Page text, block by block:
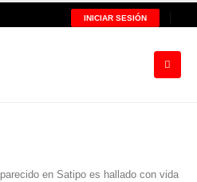
INICIAR SESIÓN